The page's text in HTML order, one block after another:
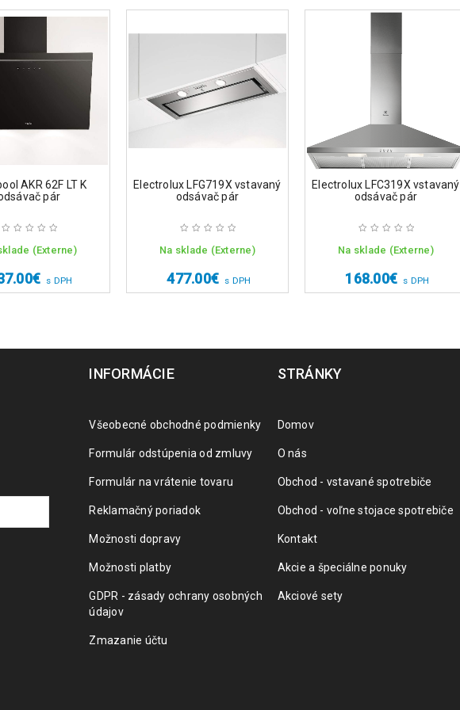
AKR 62F LT K
pár
(Externe)
€ s DPH
Electrolux LFG719X vstavaný
odsávač pár
Na sklade (Externe)
477.00€ s DPH
Electrolux LFC319X vstavaný
odsávač pár
Na sklade (Externe)
168.00€ s DPH
INFORMÁCIE
Všeobecné obchodné podmienky
Formulár odstúpenia od zmluvy
Formulár na vrátenie tovaru
Reklamačný poriadok
Možnosti dopravy
Možnosti platby
GDPR - zásady ochrany osobných
údajov
Zmazanie účtu
STRÁNKY
Domov
O nás
Obchod - vstavané spotrebiče
Obchod - voľne stojace spotrebiče
Kontakt
Akcie a špeciálne ponuky
Akciové sety